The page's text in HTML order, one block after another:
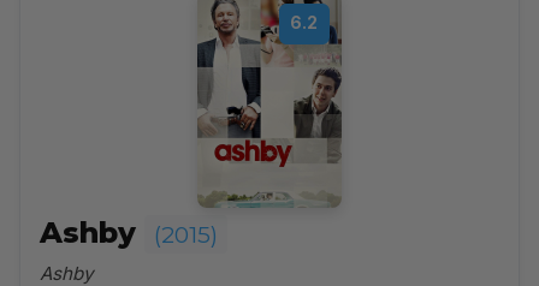
6.2
Ashby (2015)
Ashby